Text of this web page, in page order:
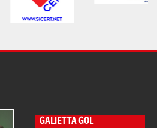
GALIETTA GOL